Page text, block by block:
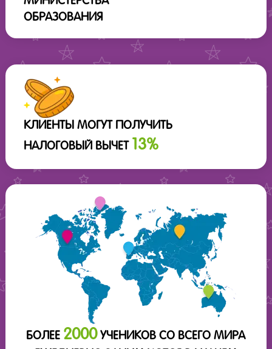
ОБРАЗОВАНИЯ
КЛИЕНТЫ МОГУТ ПОЛУЧИТЬ
НАЛОГОВЫЙ ВЫЧЕТ
13%
БОЛЕЕ 2000УЧЕНИКОВ СО ВСЕГО МИРА